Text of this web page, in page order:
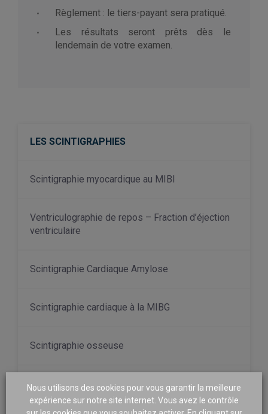
Règlement : le tiers-payant sera pratiqué.
Les résultats seront prêts dès le
lendemain de votre examen.
LES SCINTIGRAPHIES
Scintigraphie myocardique au MIBI
Ventriculographie de repos – Fraction d’éjection
ventriculaire
Scintigraphie Cardiaque Amylose
Scintigraphie cardiaque à la MIBG
Scintigraphie osseuse
Scintigraphie au Scintimum
Nous utilisons des cookies pour vous garantir la meilleure
expérience sur notre site internet. Vous avez le contrôle